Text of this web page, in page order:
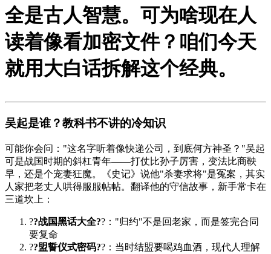
全是古人智慧。可为啥现在人
读着像看加密文件？咱们今天
就用大白话拆解这个经典。
吴起是谁？教科书不讲的冷知识
可能你会问："这名字听着像快递公司，到底何方神圣？"吴起
可是战国时期的斜杠青年——打仗比孙子厉害，变法比商鞅
早，还是个宠妻狂魔。《史记》说他"杀妻求将"是冤案，其实
人家把老丈人哄得服服帖帖。翻译他的守信故事，新手常卡在
三道坎上：
??战国黑话大全??："归约"不是回老家，而是签完合同
要复命
??盟誓仪式密码??：当时结盟要喝鸡血酒，现代人理解